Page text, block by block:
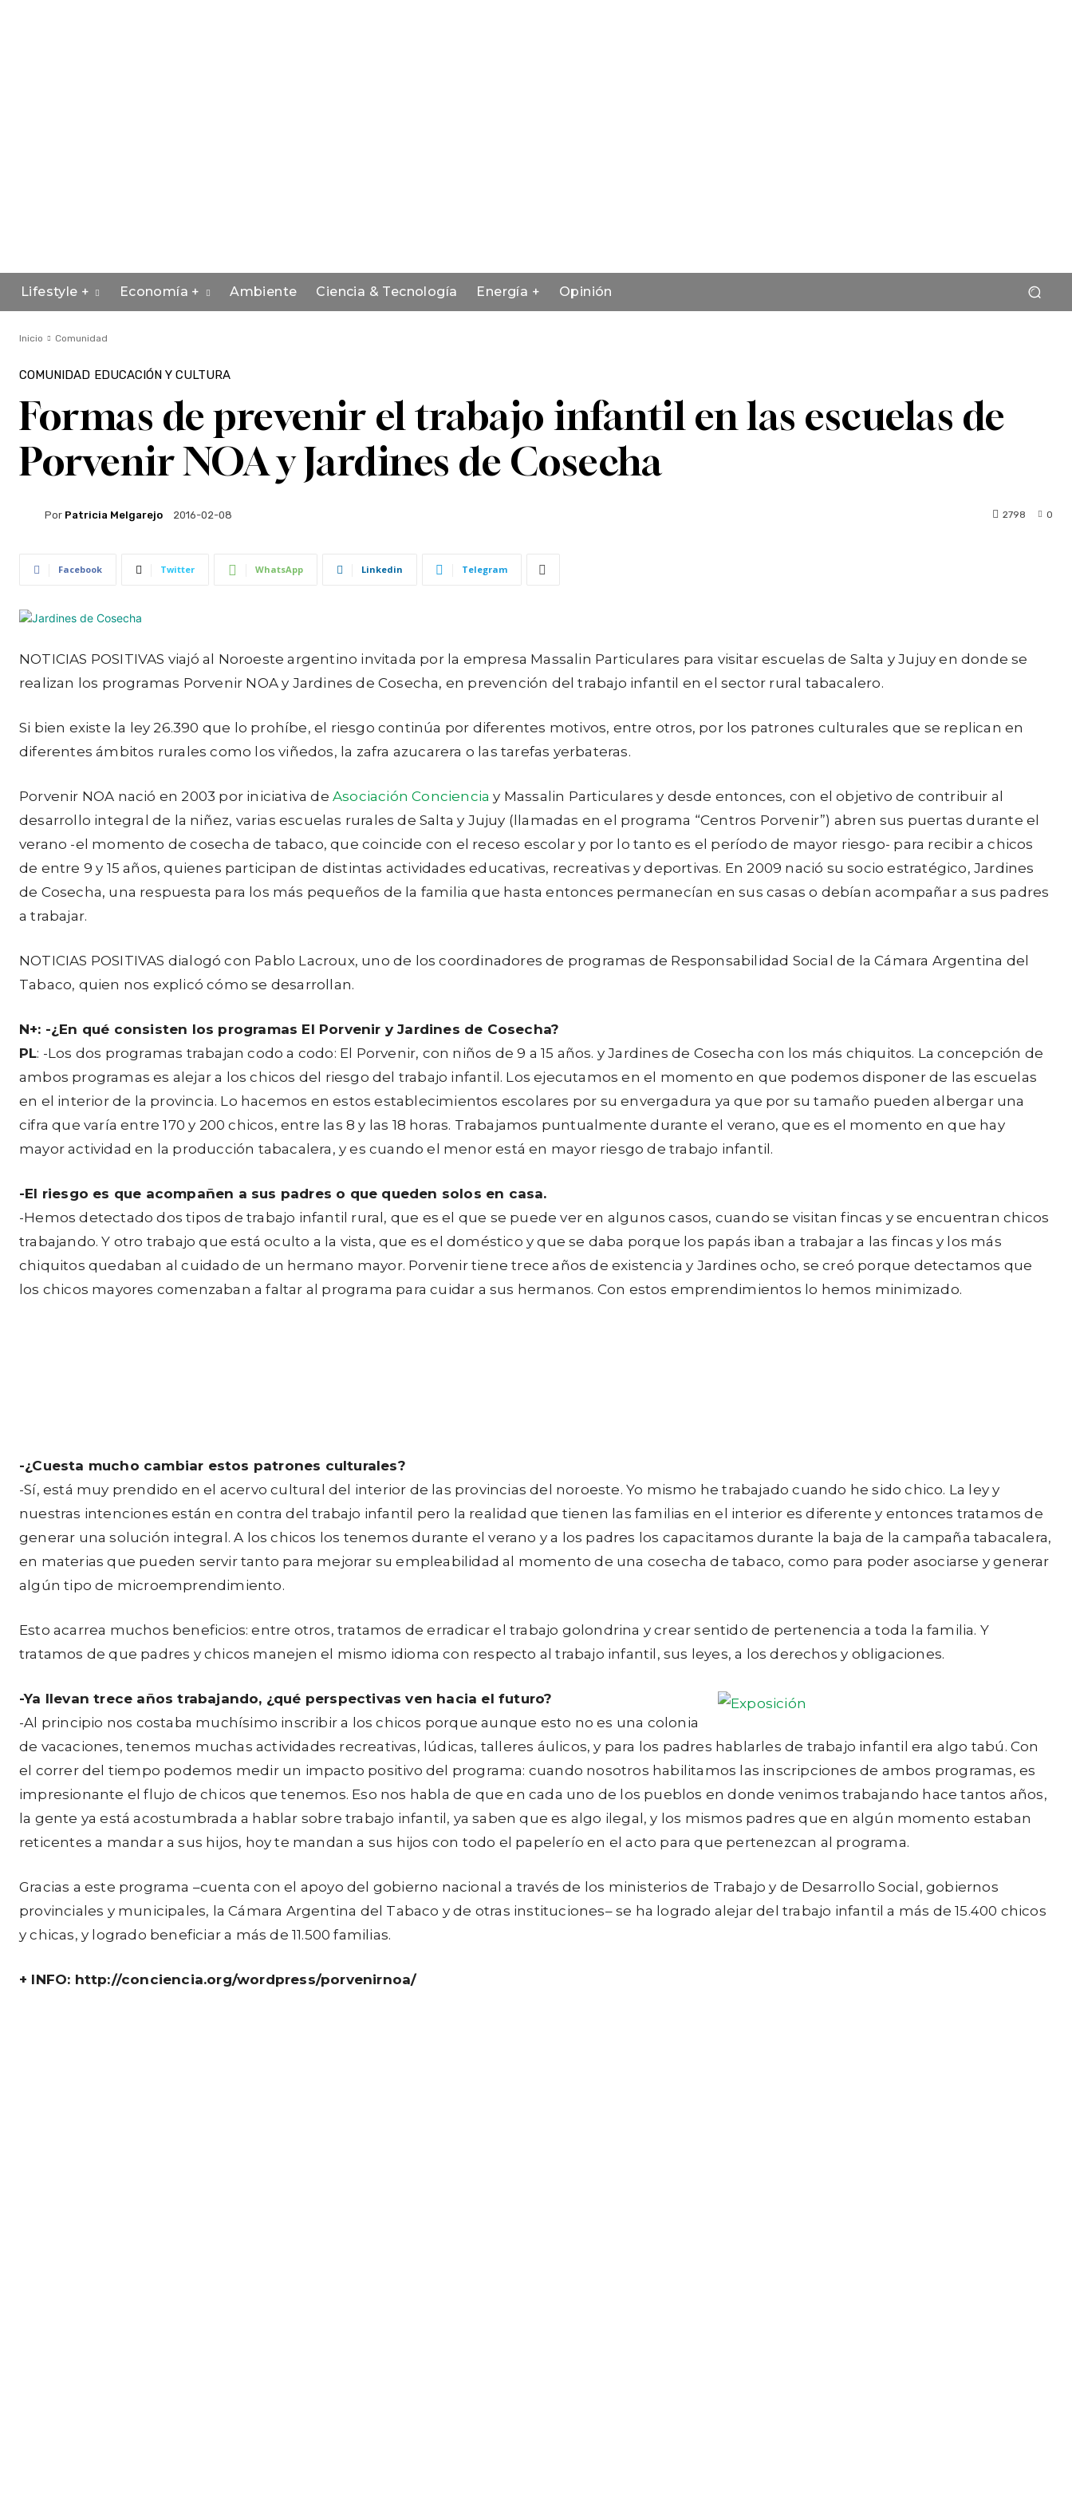
Lifestyle + Economía + Ambiente Ciencia & Tecnología Energía + Opinión
Inicio Comunidad
COMUNIDAD EDUCACIÓN Y CULTURA
Formas de prevenir el trabajo infantil en las escuelas de
Porvenir NOA y Jardines de Cosecha
Por Patricia Melgarejo 2016-02-08 0
2798
Facebook Twitter WhatsApp Linkedin Telegram
NOTICIAS POSITIVAS viajó al Noroeste argentino invitada por la empresa Massalin Particulares para visitar escuelas de Salta y Jujuy en donde se
realizan los programas Porvenir NOA y Jardines de Cosecha, en prevención del trabajo infantil en el sector rural tabacalero.
Si bien existe la ley 26.390 que lo prohíbe, el riesgo continúa por diferentes motivos, entre otros, por los patrones culturales que se replican en
diferentes ámbitos rurales como los viñedos, la zafra azucarera o las tarefas yerbateras.
Porvenir NOA nació en 2003 por iniciativa deAsociación Conciencia y Massalin Particulares y desde entonces, con el objetivo de contribuir al
desarrollo integral de la niñez, varias escuelas rurales de Salta y Jujuy (llamadas en el programa “Centros Porvenir”) abren sus puertas durante el
verano -el momento de cosecha de tabaco, que coincide con el receso escolar y por lo tanto es el período de mayor riesgo- para recibir a chicos
de entre 9 y 15 años, quienes participan de distintas actividades educativas, recreativas y deportivas. En 2009 nació su socio estratégico, Jardines
de Cosecha, una respuesta para los más pequeños de la familia que hasta entonces permanecían en sus casas o debían acompañar a sus padres
a trabajar.
NOTICIAS POSITIVAS dialogó con Pablo Lacroux, uno de los coordinadores de programas de Responsabilidad Social de la Cámara Argentina del
Tabaco, quien nos explicó cómo se desarrollan.
N+: -¿En qué consisten los programas El Porvenir y Jardines de Cosecha?
PL: -Los dos programas trabajan codo a codo: El Porvenir, con niños de 9 a 15 años. y Jardines de Cosecha con los más chiquitos. La concepción de
ambos programas es alejar a los chicos del riesgo del trabajo infantil. Los ejecutamos en el momento en que podemos disponer de las escuelas
en el interior de la provincia. Lo hacemos en estos establecimientos escolares por su envergadura ya que por su tamaño pueden albergar una
cifra que varía entre 170 y 200 chicos, entre las 8 y las 18 horas. Trabajamos puntualmente durante el verano, que es el momento en que hay
mayor actividad en la producción tabacalera, y es cuando el menor está en mayor riesgo de trabajo infantil.
-El riesgo es que acompañen a sus padres o que queden solos en casa.
-Hemos detectado dos tipos de trabajo infantil rural, que es el que se puede ver en algunos casos, cuando se visitan fincas y se encuentran chicos
trabajando. Y otro trabajo que está oculto a la vista, que es el doméstico y que se daba porque los papás iban a trabajar a las fincas y los más
chiquitos quedaban al cuidado de un hermano mayor. Porvenir tiene trece años de existencia y Jardines ocho, se creó porque detectamos que
los chicos mayores comenzaban a faltar al programa para cuidar a sus hermanos. Con estos emprendimientos lo hemos minimizado.
-¿Cuesta mucho cambiar estos patrones culturales?
-Sí, está muy prendido en el acervo cultural del interior de las provincias del noroeste. Yo mismo he trabajado cuando he sido chico. La ley y
nuestras intenciones están en contra del trabajo infantil pero la realidad que tienen las familias en el interior es diferente y entonces tratamos de
generar una solución integral. A los chicos los tenemos durante el verano y a los padres los capacitamos durante la baja de la campaña tabacalera,
en materias que pueden servir tanto para mejorar su empleabilidad al momento de una cosecha de tabaco, como para poder asociarse y generar
algún tipo de microemprendimiento.
Esto acarrea muchos beneficios: entre otros, tratamos de erradicar el trabajo golondrina y crear sentido de pertenencia a toda la familia. Y
tratamos de que padres y chicos manejen el mismo idioma con respecto al trabajo infantil, sus leyes, a los derechos y obligaciones.
-Ya llevan trece años trabajando, ¿qué perspectivas ven hacia el futuro?
-Al principio nos costaba muchísimo inscribir a los chicos porque aunque esto no es una colonia
de vacaciones, tenemos muchas actividades recreativas, lúdicas, talleres áulicos, y para los padres hablarles de trabajo infantil era algo tabú. Con
el correr del tiempo podemos medir un impacto positivo del programa: cuando nosotros habilitamos las inscripciones de ambos programas, es
impresionante el flujo de chicos que tenemos. Eso nos habla de que en cada uno de los pueblos en donde venimos trabajando hace tantos años,
la gente ya está acostumbrada a hablar sobre trabajo infantil, ya saben que es algo ilegal, y los mismos padres que en algún momento estaban
reticentes a mandar a sus hijos, hoy te mandan a sus hijos con todo el papelerío en el acto para que pertenezcan al programa.
Gracias a este programa –cuenta con el apoyo del gobierno nacional a través de los ministerios de Trabajo y de Desarrollo Social, gobiernos
provinciales y municipales, la Cámara Argentina del Tabaco y de otras instituciones– se ha logrado alejar del trabajo infantil a más de 15.400 chicos
y chicas, y logrado beneficiar a más de 11.500 familias.
+ INFO: http://conciencia.org/wordpress/porvenirnoa/